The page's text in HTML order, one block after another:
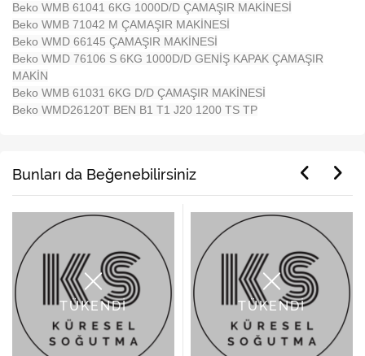
Beko WMB 61041 6KG 1000D/D ÇAMAŞIR MAKİNESİ
Beko WMB 71042 M ÇAMAŞIR MAKİNESİ
Beko WMD 66145 ÇAMAŞIR MAKİNESİ
Beko WMD 76106 S 6KG 1000D/D GENİŞ KAPAK ÇAMAŞIR
MAKİN
Beko WMB 61031 6KG D/D ÇAMAŞIR MAKİNESİ
Beko WMD26120T BEN B1 T1 J20 1200 TS TP
Bunları da Beğenebilirsiniz
TÜKENDİ TÜKENDİ